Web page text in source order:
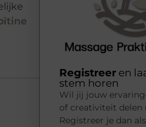
Registreer en
stem horen
Wil jij jouw
of creativiteit delen
Registreer je dan